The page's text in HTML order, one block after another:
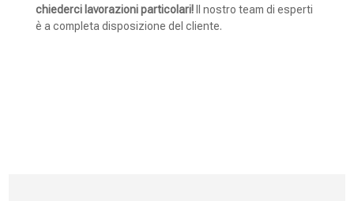
chiederci lavorazioni particolari!
Il nostro team di esperti
è a completa disposizione del cliente.